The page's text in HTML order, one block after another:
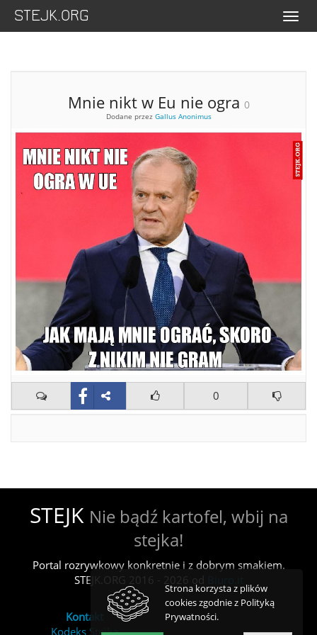
STEJK.ORG Menu
Mnie nikt w Eu nie ogra 0
Dodane przez Gallus Anonimus
0
STEJK Nie bądź kartofel, wbij na
stejka!
Portal rozrywkowy konkretnie i z dobrym smakiem.
STEJK.ORG 2016 - 2026 od
Kontakt
Kodeks Stejka
Strona korzysta z plików
cookies zgodnie z Polityką
Prywatności.